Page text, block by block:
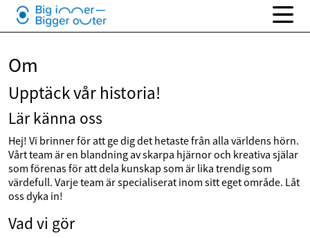
Om
Upptäck vår historia!
Lär känna oss
Hej! Vi brinner för att ge dig det hetaste från alla världens hörn.
Vårt team är en blandning av skarpa hjärnor och kreativa själar
som förenas för att dela kunskap som är lika trendig som
värdefull. Varje team är specialiserat inom sitt eget område. Låt
oss dyka in!
Vad vi gör